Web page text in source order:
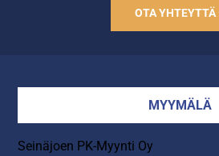
OTA YHTEYTTÄ
MYYMÄLÄ
Seinäjoen PK-Myynti Oy